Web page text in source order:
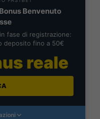
Benvenuto
fase di registrazione:
deposito fino a 50€
reale